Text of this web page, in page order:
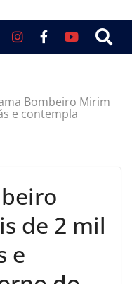
Bombeiro Mirim
e contempla
de 2 mil
e